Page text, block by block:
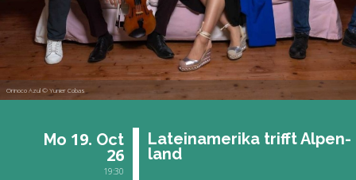
Orinoco Azul © Yunier Cobas
Mo 19. Oct
26
19:30
La­tein­ame­ri­ka trifft Al­pen­
land